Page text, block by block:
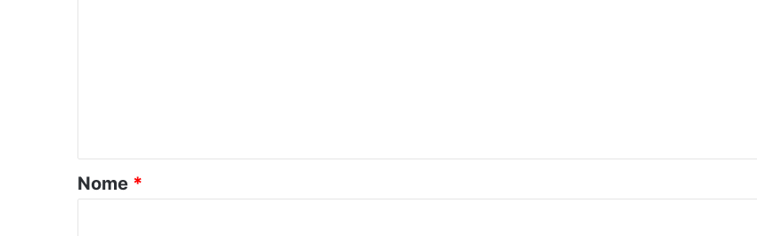
o
*
Nome *